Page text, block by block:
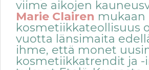
viime aikojen
Marie Clairen mukaan
kosmetiikkateollisuus
vuotta länsimaita
ihme, että monet
kosmetiikkatrendit ja -